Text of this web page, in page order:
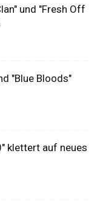
und "Fresh Off
"Blue Bloods"
klettert auf neues